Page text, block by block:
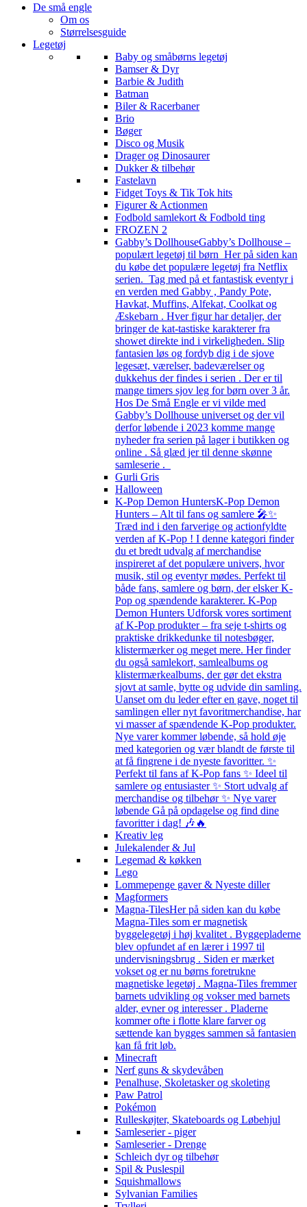
De små engle
Om os
Størrelsesguide
Legetøj
Baby og småbørns legetøj
Bamser & Dyr
Barbie & Judith
Batman
Biler & Racerbaner
Brio
Bøger
Disco og Musik
Drager og Dinosaurer
Dukker & tilbehør
Fastelavn
Fidget Toys & Tik Tok hits
Figurer & Actionmen
Fodbold samlekort & Fodbold ting
FROZEN 2
Gabby’s DollhouseGabby’s Dollhouse –
populært legetøj til børn Her på siden kan
du købe det populære legetøj fra Netflix
serien. Tag med på et fantastisk eventyr i
en verden med Gabby , Pandy Pote,
Havkat, Muffins, Alfekat, Coolkat og
Æskebarn . Hver figur har detaljer, der
bringer de kat-tastiske karakterer fra
showet direkte ind i virkeligheden. Slip
fantasien løs og fordyb dig i de sjove
legesæt, værelser, badeværelser og
dukkehus der findes i serien . Der er til
mange timers sjov leg for børn over 3 år.
Hos De Små Engle er vi vilde med
Gabby’s Dollhouse universet og der vil
derfor løbende i 2023 komme mange
nyheder fra serien på lager i butikken og
online . Så glæd jer til denne skønne
samleserie .
Gurli Gris
Halloween
K-Pop Demon HuntersK-Pop Demon
Hunters – Alt til fans og samlere 🎤✨
Træd ind i den farverige og actionfyldte
verden af K-Pop ! I denne kategori finder
du et bredt udvalg af merchandise
inspireret af det populære univers, hvor
musik, stil og eventyr mødes. Perfekt til
både fans, samlere og børn, der elsker K-
Pop og spændende karakterer. K-Pop
Demon Hunters Udforsk vores sortiment
af K-Pop produkter – fra seje t-shirts og
praktiske drikkedunke til notesbøger,
klistermærker og meget mere. Her finder
du også samlekort, samlealbums og
klistermærkealbums, der gør det ekstra
sjovt at samle, bytte og udvide din samling.
Uanset om du leder efter en gave, noget til
samlingen eller nyt favoritmerchandise, har
vi masser af spændende K-Pop produkter.
Nye varer kommer løbende, så hold øje
med kategorien og vær blandt de første til
at få fingrene i de nyeste favoritter. ✨
Perfekt til fans af K-Pop fans ✨ Ideel til
samlere og entusiaster ✨ Stort udvalg af
merchandise og tilbehør ✨ Nye varer
løbende Gå på opdagelse og find dine
favoritter i dag! 🎶🔥
Kreativ leg
Julekalender & Jul
Legemad & køkken
Lego
Lommepenge gaver & Nyeste diller
Magformers
Magna-TilesHer på siden kan du købe
Magna-Tiles som er magnetisk
byggelegetøj i høj kvalitet . Byggepladerne
blev opfundet af en lærer i 1997 til
undervisningsbrug . Siden er mærket
vokset og er nu børns foretrukne
magnetiske legetøj . Magna-Tiles fremmer
barnets udvikling og vokser med barnets
alder, evner og interesser . Pladerne
kommer ofte i flotte klare farver og
sættende kan bygges sammen så fantasien
kan få frit løb.
Minecraft
Nerf guns & skydevåben
Penalhuse, Skoletasker og skoleting
Paw Patrol
Pokémon
Rulleskøjter, Skateboards og Løbehjul
Samleserier - piger
Samleserier - Drenge
Schleich dyr og tilbehør
Spil & Puslespil
Squishmallows
Sylvanian Families